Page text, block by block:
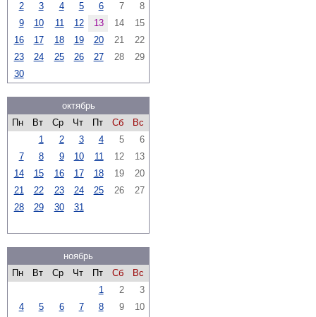
2 3 4 5 6 7
8
9
10 11 12 13 14
15
16
17 18 19 20 21
22
23
24 25 26 27 28
29
30
октябрь
Пн
Вт Ср Чт Пт Сб
Вс
1
2 3 4 5
6
7
8 9 10 11 12
13
14
15 16 17 18 19
20
21
22 23 24 25 26
27
28
29 30 31
ноябрь
Пн
Вт Ср Чт Пт Сб
Вс
1
2
3
4
5 6 7 8 9
10